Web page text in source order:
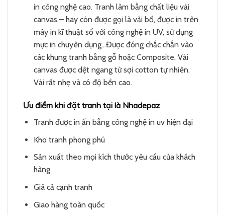
in công nghệ cao. Tranh làm bằng chất liệu vải
canvas – hay còn được gọi là vải bố, được in trên
máy in kĩ thuật số với công nghệ in UV, sử dụng
mực in chuyên dụng…Được đóng chắc chắn vào
các khung tranh bằng gỗ hoặc Composite. Vải
canvas được dệt ngang từ sợi cotton tự nhiên.
Vải rất nhẹ và có độ bền cao.
Ưu điểm khi đặt tranh tại là Nhadepaz
Tranh được in ấn bằng công nghệ in uv hiện đại
Kho tranh phong phú
Sản xuất theo mọi kích thước yêu cầu của khách
hàng
Giá cả cạnh tranh
Giao hàng toàn quốc